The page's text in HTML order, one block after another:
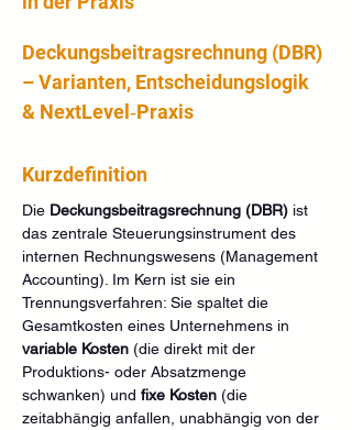
Deckungsbeitragsrechnung (DBR)
– Varianten, Entscheidungslogik
& NextLevel‑Praxis
Kurzdefinition
Die Deckungsbeitragsrechnung (DBR) ist
das zentrale Steuerungsinstrument des
internen Rechnungswesens (Management
Accounting). Im Kern ist sie ein
Trennungsverfahren: Sie spaltet die
Gesamtkosten eines Unternehmens in
variable Kosten (die direkt mit der
Produktions- oder Absatzmenge
schwanken) und fixe Kosten (die
zeitabhängig anfallen, unabhängig von der